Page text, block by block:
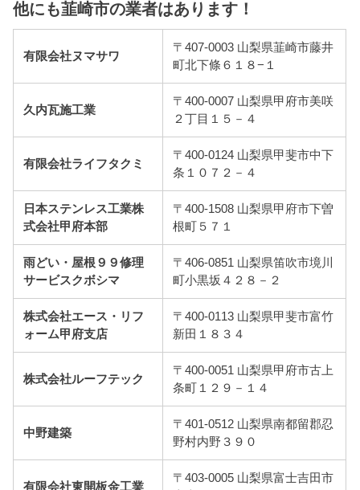
他にも韮崎市の業者はあります！
有限会社ヌマサワ
〒407-0003 山梨県韮崎市藤井
町北下條６１８−１
久内瓦施工業
〒400-0007 山梨県甲府市美咲
２丁目１５－４
有限会社ライフタクミ
〒400-0124 山梨県甲斐市中下
条１０７２－４
日本ステンレス工業株
式会社甲府本部
〒400-1508 山梨県甲府市下曽
根町５７１
雨どい・屋根９９修理
サービスクボシマ
〒406-0851 山梨県笛吹市境川
町小黒坂４２８－２
株式会社エース・リフ
ォーム甲府支店
〒400-0113 山梨県甲斐市富竹
新田１８３４
株式会社ルーフテック
〒400-0051 山梨県甲府市古上
条町１２９－１４
中野建築
〒401-0512 山梨県南都留郡忍
野村内野３９０
有限会社東開板金工業
〒403-0005 山梨県富士吉田市